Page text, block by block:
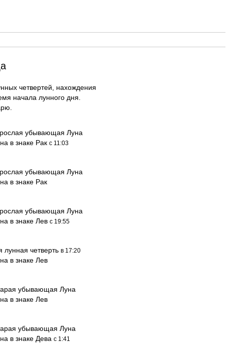
четвертей, нахождения
начала лунного дня.
убывающая Луна
в знаке Рак с 11:03
убывающая Луна
в знаке Рак
убывающая Луна
в знаке Лев с 19:55
лунная четверть в 17:20
в знаке Лев
убывающая Луна
в знаке Лев
убывающая Луна
в знаке Дева с 1:41